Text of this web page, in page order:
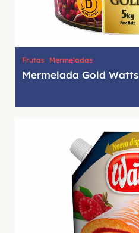
Frutas, Mermeladas
Mermelada Gold Watts